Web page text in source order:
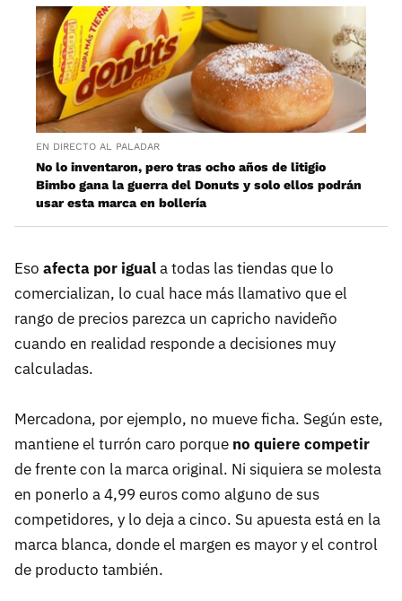
EN DIRECTO AL PALADAR
No lo inventaron, pero tras ocho años de litigio
Bimbo gana la guerra del Donuts y solo ellos podrán
usar esta marca en bollería
Eso afecta por iguala todas las tiendas que lo
comercializan, lo cual hace más llamativo que el
rango de precios parezca un capricho navideño
cuando en realidad responde a decisiones muy
calculadas.
Mercadona, por ejemplo, no mueve ficha. Según este,
mantiene el turrón caro porque no quiere competir
de frente con la marca original. Ni siquiera se molesta
en ponerlo a 4,99 euros como alguno de sus
competidores, y lo deja a cinco. Su apuesta está en la
marca blanca, donde el margen es mayor y el control
de producto también.